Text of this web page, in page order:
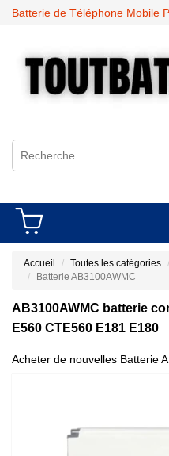
Batterie de Téléphone Mobile
Accueil Toutes les catégories
Batterie AB3100AWMC
AB3100AWMC batterie
E560 CTE560 E181 E180
Acheter de nouvelles Batterie